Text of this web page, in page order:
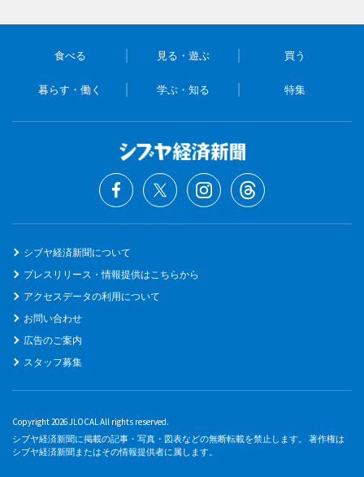
食べる 見る・遊ぶ 買う
暮らす・働く 学ぶ・知る 特集
シブヤ経済新聞について
プレスリリース・情報提供はこちらから
アクセスデータの利用について
お問い合わせ
広告のご案内
スタッフ募集
Copyright 2026 JLOCAL All rights reserved.
シブヤ経済新聞に掲載の記事・写真・図表などの無断転載を禁止します。 著作権は
シブヤ経済新聞またはその情報提供者に属します。